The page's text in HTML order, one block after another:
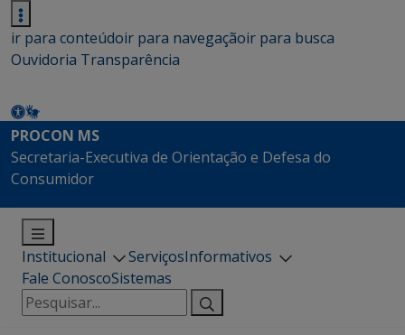
ir para conteúdoir para navegaçãoir para busca
Ouvidoria Transparência
PROCON MS
Secretaria-Executiva de Orientação e Defesa do
Consumidor
Institucional ServiçosInformativos
Fale ConoscoSistemas
Pesquisar
por: